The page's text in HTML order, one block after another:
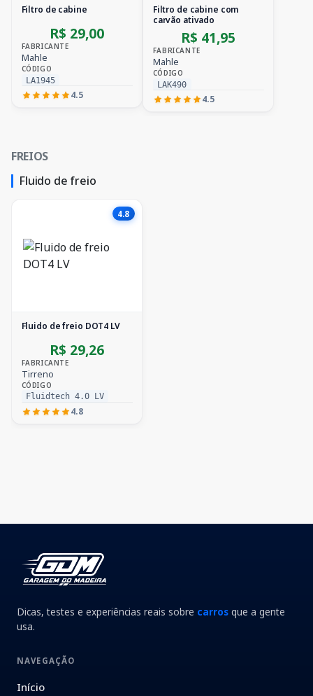
Filtro de cabine
R$ 29,00
FABRICANTE
Mahle
CÓDIGO
LA1945
4.5
Filtro de cabine com
carvão ativado
R$ 41,95
FABRICANTE
Mahle
CÓDIGO
LAK490
4.5
FREIOS
Fluido de freio
4.8
Fluido de freio DOT4 LV
R$ 29,26
FABRICANTE
Tirreno
CÓDIGO
Fluidtech 4.0 LV
4.8
Dicas, testes e experiências reais sobre carros que a gente
usa.
NAVEGAÇÃO
Início